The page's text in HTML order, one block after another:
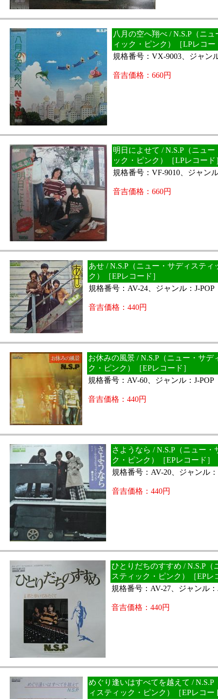
八月の空へ翔べ / N.S.P（ニ
ィック・ピンク）［LPレコー
規格番号：VX-9003、ジャン
音吉価格：660円
明日によせて / N.S.P（ニュ
ック・ピンク）［LPレコード
規格番号：VF-9010、ジャン
音吉価格：660円
あせ / N.S.P（ニュー・サディスティ
ク）［EPレコード］
規格番号：AV-24、ジャンル：J-POP
音吉価格：440円
お休みの風景 / N.S.P（ニュー・サデ
ク・ピンク）［EPレコード］
規格番号：AV-60、ジャンル：J-POP
音吉価格：440円
さようなら / N.S.P（ニュー・
ク・ピンク）［EPレコード］
規格番号：AV-20、ジャンル：
音吉価格：440円
ひとりだちのすすめ / N.S.P（
スティック・ピンク）［EPレ
規格番号：AV-27、ジャンル：
音吉価格：440円
めぐり逢いはすべてを越えて / N.S.P
ィスティック・ピンク）［EPレコー